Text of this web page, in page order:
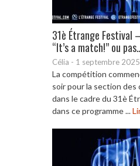
31è Étrange Festival
“It’s a match!” ou
Célia - 1 septembre 2025
La compétition
soir pour la section
dans le cadre du 31è
dans ce programme ...